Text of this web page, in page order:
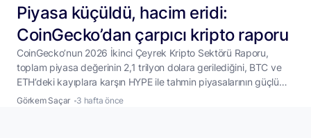
Piyasa küçüldü, hacim eridi:
CoinGecko’dan çarpıcı kripto raporu
CoinGecko’nun 2026 İkinci Çeyrek Kripto Sektörü Raporu,
toplam piyasa değerinin 2,1 trilyon dolara gerilediğini, BTC ve
ETH’deki kayıplara karşın HYPE ile tahmin piyasalarının güçlü
biçimde ayrıştığını ortaya koydu. CoinGecko’nun 2026 İkinci
Görkem Saçar 3 hafta önce